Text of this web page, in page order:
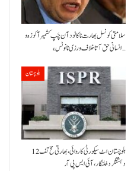
سلامتی کونسل بھارت نا کانود آن چَپ کشمیر آ کوزہ و
انسانی حق آتا خلاف ورزی نا نوٹس ءِ…
بلوچستان
بلوچستان اٹ سیکورٹی کاروائی، بھارتی مخ تف 12
دہشتگرد خلنگار،آئی ایس پی آر